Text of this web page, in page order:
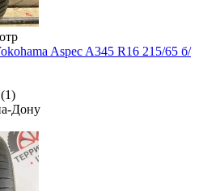
Aspec A345 R16 215/65 б/
Дону